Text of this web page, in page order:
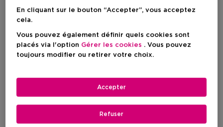
100 ML En stock
100 ML
Prix du produit
74,90 €
AJOUTER AU PANIER
En cliquant sur le bouton “Accepter”, vous acceptez
cela.
Vous pouvez également définir quels cookies sont
placés via l'option Gérer les cookies . Vous pouvez
toujours modifier ou retirer votre choix.
Refuser
Accepter